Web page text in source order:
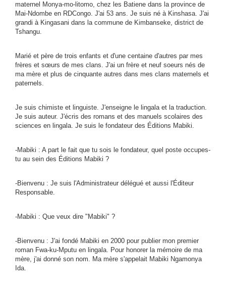
maternel Monya-mo-litomo, chez les Batiene dans la province de
Mai-Ndombe en RDCongo. J'ai 53 ans. Je suis né à Kinshasa. J'ai
grandi à Kingasani dans la commune de Kimbanseke, district de
Tshangu.
Marié et père de trois enfants et d'une centaine d'autres par mes
frères et sœurs de mes clans. J'ai un frère et neuf soeurs nés de
ma mère et plus de cinquante autres dans mes clans maternels et
paternels.
Je suis chimiste et linguiste. J'enseigne le lingala et la traduction.
Je suis auteur. J'écris des romans et des manuels scolaires des
sciences en lingala. Je suis le fondateur des Éditions Mabiki.
-Mabiki : A part le fait que tu sois le fondateur, quel poste occupes-
tu au sein des Éditions Mabiki ?
-Bienvenu : Je suis l'Administrateur délégué et aussi l'Éditeur
Responsable.
-Mabiki : Que veux dire Mabiki ?
-Bienvenu : J'ai fondé Mabiki en 2000 pour publier mon premier
roman Fwa-ku-Mputu en lingala. Pour honorer la mémoire de ma
mère, j'ai donné son nom. Ma mère s'appelait Mabiki Ngamonya
Ida.